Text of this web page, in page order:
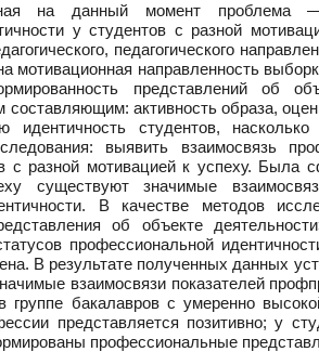
на данный момент проблема
у студентов с разной
педагогического
направленность
представлений об
активность образа,
студентов,
выявить взаимосвязь
с разной мотивацией к успеху. Была
существуют значимые
В качестве методов
об объекте
профессиональной
В результате полученных данных
взаимосвязи показателей
группе бакалавров с умеренно
представляется позитивно; у
профессиональные